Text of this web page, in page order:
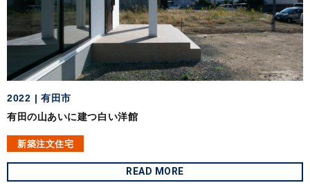
2022
有田市
有田の山あいに建つ白い洋館
新築注文住宅
READ MORE